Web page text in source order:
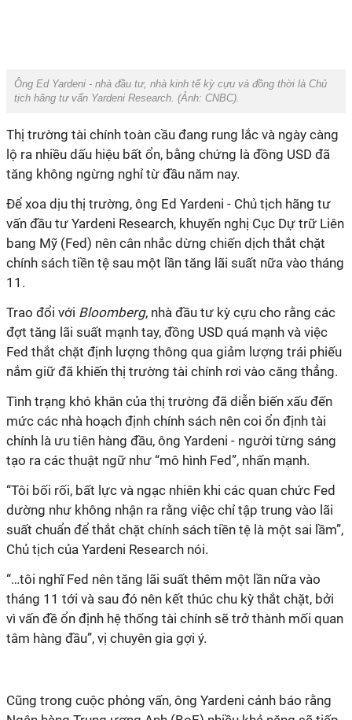
Ông Ed Yardeni - nhà đầu tư, nhà kinh tế kỳ cựu và đồng thời là Chủ
tịch hãng tư vấn Yardeni Research. (Ảnh: CNBC).
Thị trường tài chính toàn cầu đang rung lắc và ngày càng
lộ ra nhiều dấu hiệu bất ổn, bằng chứng là đồng USD đã
tăng không ngừng nghỉ từ đầu năm nay.
Để xoa dịu thị trường, ông Ed Yardeni - Chủ tịch hãng tư
vấn đầu tư Yardeni Research, khuyến nghị Cục Dự trữ Liên
bang Mỹ (Fed) nên cân nhắc dừng chiến dịch thắt chặt
chính sách tiền tệ sau một lần tăng lãi suất nữa vào tháng
11.
Trao đổi với Bloomberg, nhà đầu tư kỳ cựu cho rằng các
đợt tăng lãi suất mạnh tay, đồng USD quá mạnh và việc
Fed thắt chặt định lượng thông qua giảm lượng trái phiếu
nắm giữ đã khiến thị trường tài chính rơi vào căng thẳng.
Tình trạng khó khăn của thị trường đã diễn biến xấu đến
mức các nhà hoạch định chính sách nên coi ổn định tài
chính là ưu tiên hàng đầu, ông Yardeni - người từng sáng
tạo ra các thuật ngữ như “mô hình Fed”, nhấn mạnh.
“Tôi bối rối, bất lực và ngạc nhiên khi các quan chức Fed
dường như không nhận ra rằng việc chỉ tập trung vào lãi
suất chuẩn để thắt chặt chính sách tiền tệ là một sai lầm”,
Chủ tịch của Yardeni Research nói.
“…tôi nghĩ Fed nên tăng lãi suất thêm một lần nữa vào
tháng 11 tới và sau đó nên kết thúc chu kỳ thắt chặt, bởi
vì vấn đề ổn định hệ thống tài chính sẽ trở thành mối quan
tâm hàng đầu”, vị chuyên gia gợi ý.
Cũng trong cuộc phỏng vấn, ông Yardeni cảnh báo rằng